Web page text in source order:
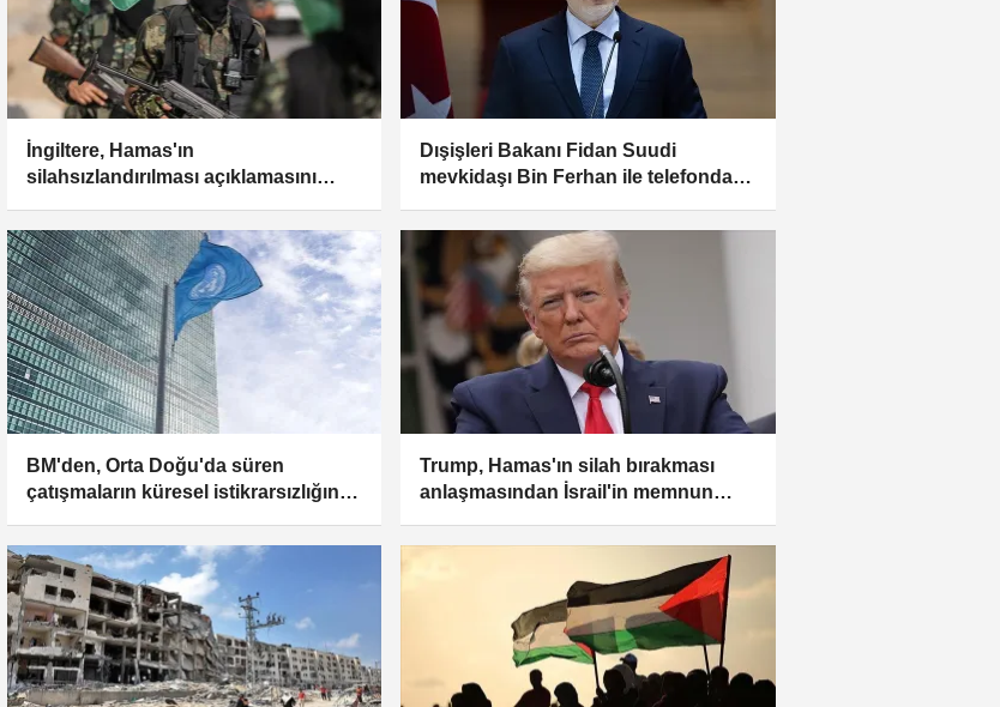
İngiltere, Hamas'ın
silahsızlandırılması açıklamasını
Dışişleri Bakanı Fidan Suudi
mevkidaşı Bin Ferhan ile telefonda
BM'den, Orta Doğu'da süren
çatışmaların küresel istikrarsızlığın
(GÜNCELLEME)
Trump, Hamas'ın silah bırakması
anlaşmasından İsrail'in memnun